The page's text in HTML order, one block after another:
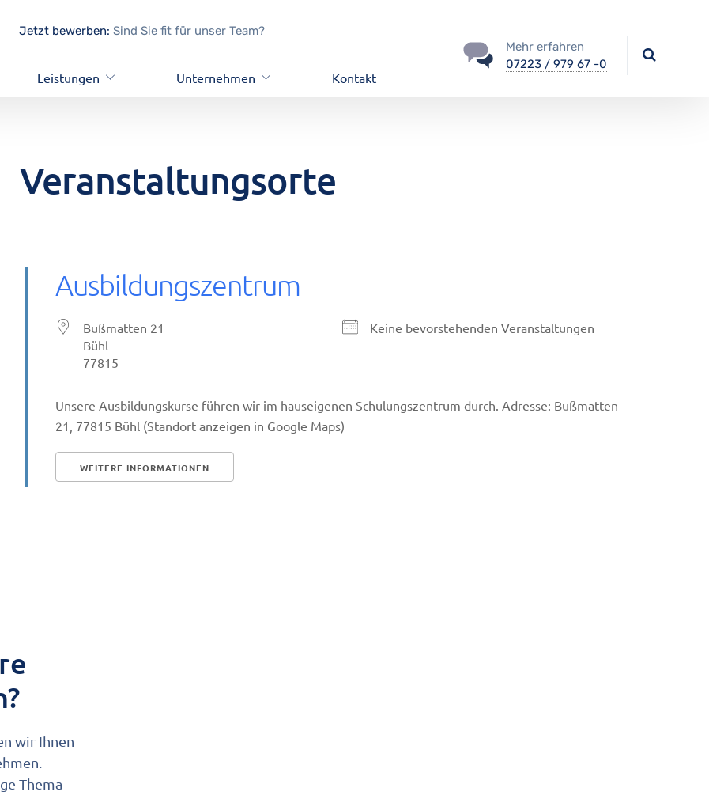
Jetzt bewerben: Sind Sie fit für unser Team?
Leistungen Unternehmen Kontakt
Mehr erfahren
07223 / 979 67 -0
Veranstaltungsorte
Ausbildungszentrum
Bußmatten 21
Bühl
77815
Keine bevorstehenden Veranstaltungen
Unsere Ausbildungskurse führen wir im hauseigenen Schulungszentrum durch. Adresse: Bußmatten
21, 77815 Bühl (Standort anzeigen in Google Maps)
WEITERE INFORMATIONEN
wir Ihnen
Thema